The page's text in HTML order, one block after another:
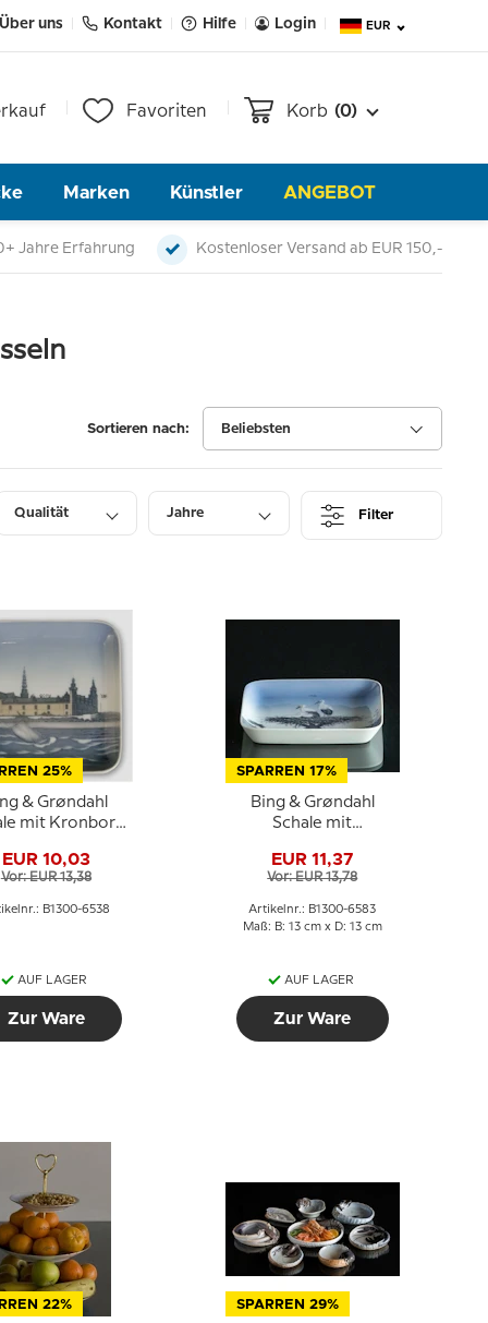
Über uns Kontakt Hilfe Login EUR
Favoriten Korb (0)
Marken Künstler ANGEBOT
Jahre Erfahrung Kostenloser Versand ab EUR 150,-
Sortieren nach: Beliebsten
Qualität Jahre Filter
25%
& Grøndahl
mit Kronborg
EUR 10,03
Vor: EUR 13,38
B1300-6538
AUF LAGER
Zur Ware
SPARREN 17%
Bing & Grøndahl
Schale mit
12,5 cm
EUR 11,37
Vor: EUR 13,78
Artikelnr.: B1300-6583
Maß: B: 13 cm x D: 13 cm
AUF LAGER
Zur Ware
22% SPARREN 29%